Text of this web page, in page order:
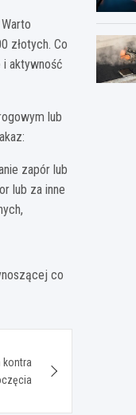
złotych. Co
i aktywność
lub
zapór lub
lub za inne
co
kontra